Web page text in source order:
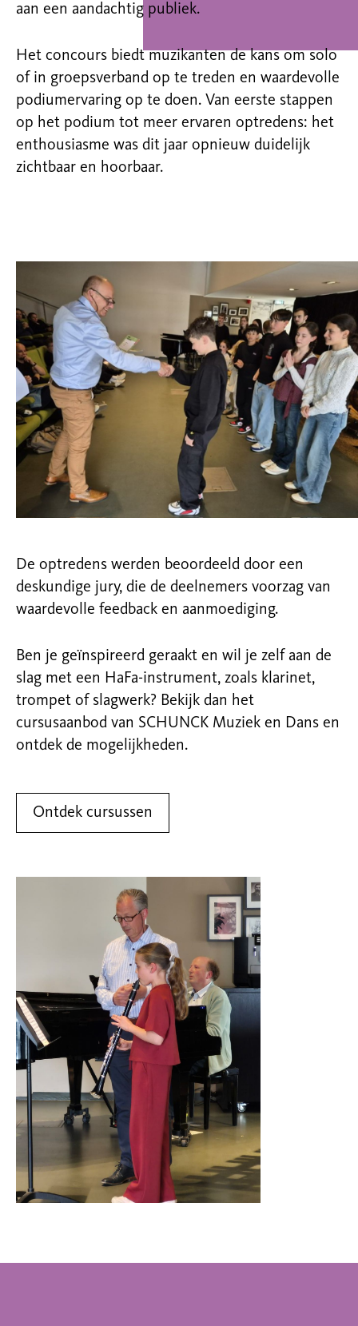
aan een aandachtig publiek.
Het concours biedt muzikanten de kans om solo
of in groepsverband op te treden en waardevolle
podiumervaring op te doen. Van eerste stappen
op het podium tot meer ervaren optredens: het
enthousiasme was dit jaar opnieuw duidelijk
zichtbaar en hoorbaar.
De optredens werden beoordeeld door een
deskundige jury, die de deelnemers voorzag van
waardevolle feedback en aanmoediging.
Ben je geïnspireerd geraakt en wil je zelf aan de
slag met een HaFa-instrument, zoals klarinet,
trompet of slagwerk? Bekijk dan het
cursusaanbod van SCHUNCK Muziek en Dans en
ontdek de mogelijkheden.
Ontdek cursussen